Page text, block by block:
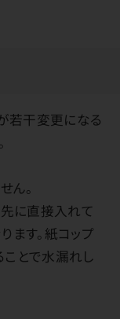
若干変更になる
ん。
に直接入れて
ます。紙コップ
とで水漏れし